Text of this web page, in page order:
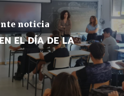
noticia
EL DÍA DE LA